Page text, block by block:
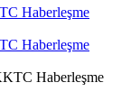
Haberleşme
Haberleşme